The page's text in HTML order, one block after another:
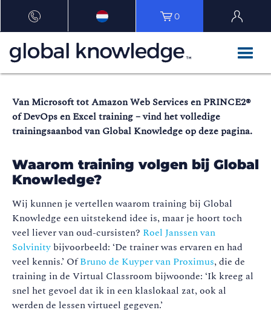
0
Van Microsoft tot Amazon Web Services en PRINCE2®
of DevOps en Excel training – vind het volledige
trainingsaanbod van Global Knowledge op deze pagina.
Waarom training volgen bij Global
Knowledge?
Wij kunnen je vertellen waarom training bij Global
Knowledge een uitstekend idee is, maar je hoort toch
veel liever van oud-cursisten? Roel Janssen van
Solvinity bijvoorbeeld: ‘De trainer was ervaren en had
veel kennis.’ OfBruno de Kuyper van Proximus, die de
training in de Virtual Classroom bijwoonde: ‘Ik kreeg al
snel het gevoel dat ik in een klaslokaal zat, ook al
werden de lessen virtueel gegeven.’